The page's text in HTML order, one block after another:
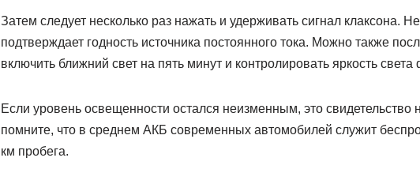
Затем следует несколько раз нажать и удерживать сигнал клаксона.
подтверждает годность источника постоянного тока. Можно также
включить ближний свет на пять минут и контролировать яркость света
Если уровень освещенности остался неизменным, это
помните, что в среднем АКБ современных автомобилей служит
км пробега.